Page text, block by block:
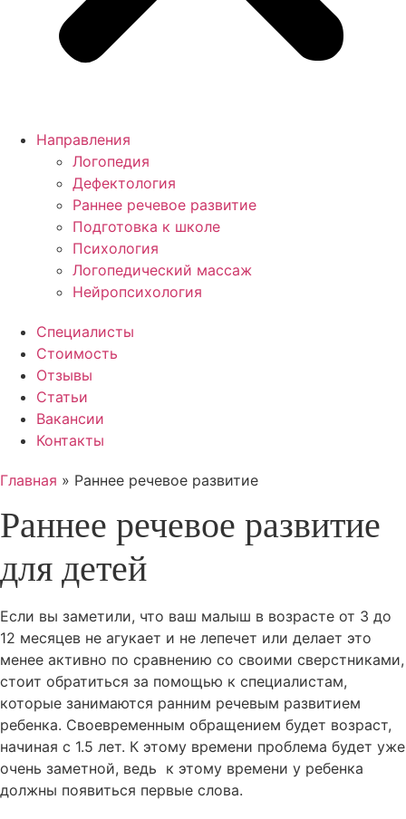
Направления
Логопедия
Дефектология
Раннее речевое развитие
Подготовка к школе
Психология
Логопедический массаж
Нейропсихология
Специалисты
Стоимость
Отзывы
Статьи
Вакансии
Контакты
Главная » Раннее речевое развитие
Раннее речевое развитие
для детей
Если вы заметили, что ваш малыш в возрасте от 3 до
12 месяцев не агукает и не лепечет или делает это
менее активно по сравнению со своими сверстниками,
стоит обратиться за помощью к специалистам,
которые занимаются ранним речевым развитием
ребенка. Своевременным обращением будет возраст,
начиная с 1.5 лет. К этому времени проблема будет уже
очень заметной, ведь к этому времени у ребенка
должны появиться первые слова.